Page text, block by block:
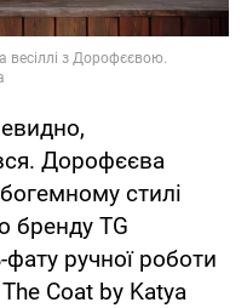
Дорофєєва
стилі
бренду TG
ручної роботи
Coat by Katya